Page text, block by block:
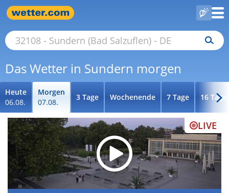
Das Wetter in Sundern morgen
Heute
06.08.
Morgen
07.08.
3 Tage Wochenende 7 Tage 16 Tage
LIVE